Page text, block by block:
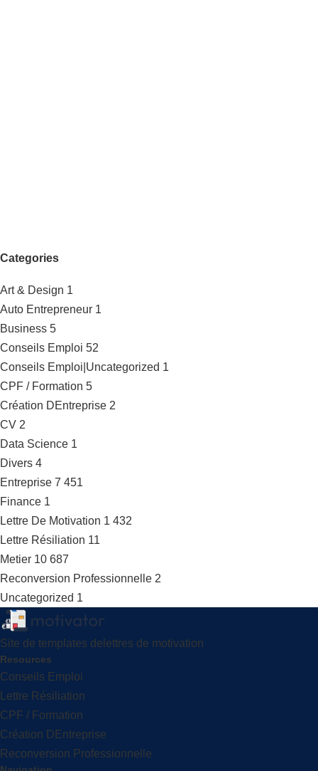
Categories
Art & Design 1
Auto Entrepreneur 1
Business 5
Conseils Emploi 52
Conseils Emploi|Uncategorized 1
CPF / Formation 5
Création DEntreprise 2
CV 2
Data Science 1
Divers 4
Entreprise 7 451
Finance 1
Lettre De Motivation 1 432
Lettre Résiliation 11
Metier 10 687
Reconversion Professionnelle 2
Uncategorized 1
Site de templates delettres de motivation
Resources
Conseils Emploi
Lettre Résiliation
CPF / Formation
Création DEntreprise
Reconversion Professionnelle